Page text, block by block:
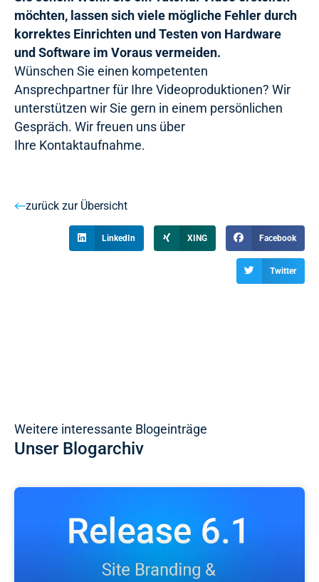
möchten, lassen sich viele mögliche Fehler durch
korrektes Einrichten und Testen von Hardware
und Software im Voraus vermeiden.
Wünschen Sie einen kompetenten
Ansprechpartner für Ihre Videoproduktionen? Wir
unterstützen wir Sie gern in einem persönlichen
Gespräch. Wir freuen uns über
Ihre Kontaktaufnahme.
zurück zur Übersicht
LinkedIn XING Facebook
Twitter
Weitere interessante Blogeinträge
Unser Blogarchiv